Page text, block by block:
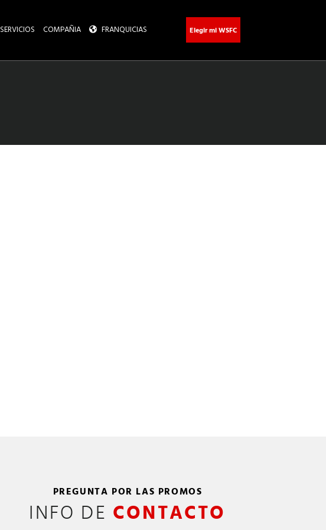
SERVICIOS COMPAÑIA FRANQUICIAS Elegir mi WSFC
PREGUNTA POR LAS PROMOS
INFO DE CONTACTO